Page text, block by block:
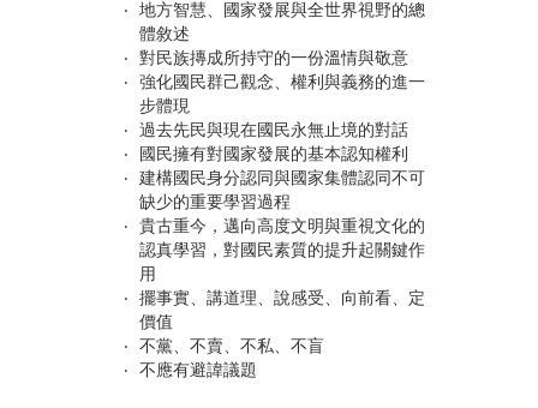
‧
地方智慧、國家發展與全世界視野的總
體敘述
‧
對民族摶成所持守的一份溫情與敬意
‧
強化國民群己觀念、權利與義務的進一
步體現
‧
過去先民與現在國民永無止境的對話
‧
國民擁有對國家發展的基本認知權利
‧
建構國民身分認同與國家集體認同不可
缺少的重要學習過程
‧
貴古重今，邁向高度文明與重視文化的
認真學習，對國民素質的提升起關鍵作
用
‧
擺事實、講道理、說感受、向前看、定
價值
‧
不黨、不賣、不私、不盲
‧
不應有避諱議題